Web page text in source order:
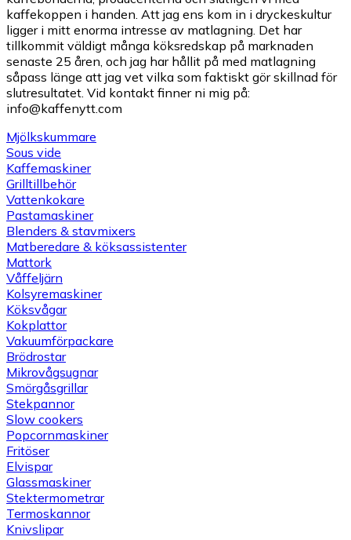
kaffekoppen i handen. Att jag ens kom in i dryckeskultur
ligger i mitt enorma intresse av matlagning. Det har
tillkommit väldigt många köksredskap på marknaden
senaste 25 åren, och jag har hållit på med matlagning
såpass länge att jag vet vilka som faktiskt gör skillnad för
slutresultatet. Vid kontakt finner ni mig på:
info@kaffenytt.com
Mjölkskummare
Sous vide
Kaffemaskiner
Grilltillbehör
Vattenkokare
Pastamaskiner
Blenders & stavmixers
Matberedare & köksassistenter
Mattork
Våffeljärn
Kolsyremaskiner
Köksvågar
Kokplattor
Vakuumförpackare
Brödrostar
Mikrovågsugnar
Smörgåsgrillar
Stekpannor
Slow cookers
Popcornmaskiner
Fritöser
Elvispar
Glassmaskiner
Stektermometrar
Termoskannor
Knivslipar